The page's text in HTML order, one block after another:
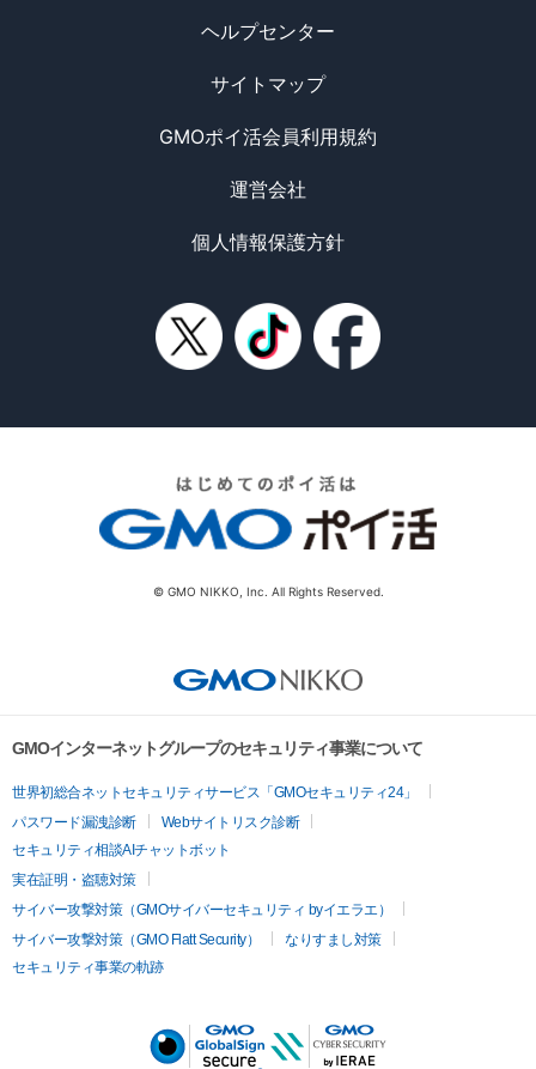
ヘルプセンター
サイトマップ
GMOポイ活会員利用規約
運営会社
個人情報保護方針
© GMO NIKKO, Inc. All Rights Reserved.
GMOインターネットグループのセキュリティ事業について
世界初総合ネットセキュリティサービス「GMOセキュリティ24」
パスワード漏洩診断
Webサイトリスク診断
セキュリティ相談AIチャットボット
実在証明・盗聴対策
サイバー攻撃対策（GMOサイバーセキュリティ byイエラエ）
サイバー攻撃対策（GMO Flatt Security）
なりすまし対策
セキュリティ事業の軌跡